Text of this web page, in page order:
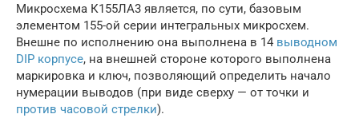
Микросхема К155ЛА3 является, по сути, базовым
элементом 155-ой серии интегральных микросхем.
Внешне по исполнению она выполнена в 14 выводном
DIP корпусе, на внешней стороне которого выполнена
маркировка и ключ, позволяющий определить начало
нумерации выводов (при виде сверху — от точки и
против часовой стрелки).